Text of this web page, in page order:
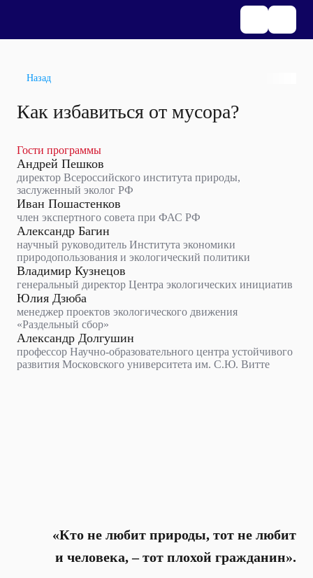
Назад
Как избавиться от мусора?
Гости программы
Андрей Пешков
директор Всероссийского института природы,
заслуженный эколог РФ
Иван Пошастенков
член экспертного совета при ФАС РФ
Александр Багин
научный руководитель Института экономики
природопользования и экологический политики
Владимир Кузнецов
генеральный директор Центра экологических инициатив
Юлия Дзюба
менеджер проектов экологического движения
«Раздельный сбор»
Александр Долгушин
профессор Научно-образовательного центра устойчивого
развития Московского университета им. С.Ю. Витте
«Кто не любит природы, тот не любит
и человека, – тот плохой гражданин».